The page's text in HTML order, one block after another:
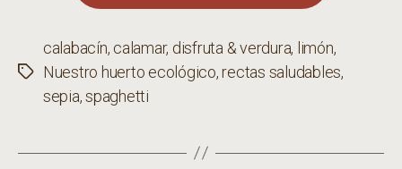
Etiquetas
calabacín, calamar, disfruta & verdura, limón,
Nuestro huerto ecológico,rectas saludables,
sepia,spaghetti